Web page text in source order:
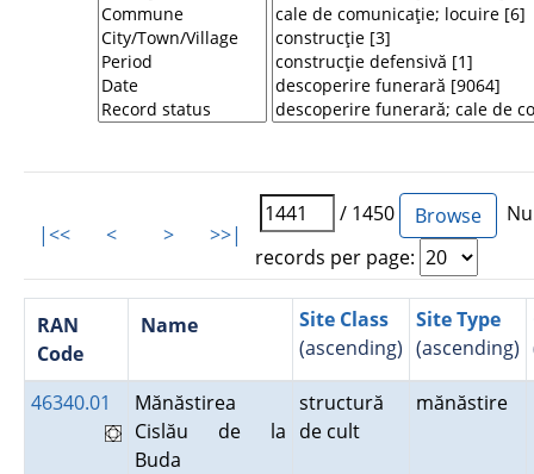
|<< < > >>|
/ 1450
records per page:
RAN
Code
Name
Site Class
(ascending)
Site Type
(ascending)
46340.01
Mănăstirea
Cislău de la
Buda
structură
de cult
mănăstire